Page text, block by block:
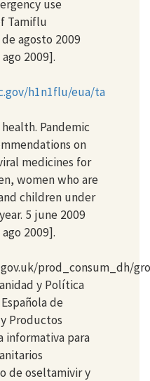
use
Tamiflu
agosto 2009
2009].
h1n1flu/eua/ta
Pandemic
on
medicines for
women who are
children under
5 june 2009
2009].
prod_consum_dh/
y Política
de
Productos
informativa para
de oseltamivir y